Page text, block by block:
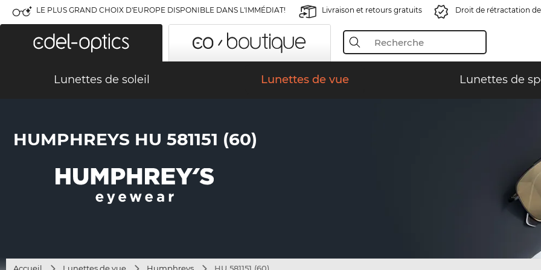
LE PLUS GRAND CHOIX D'EUROPE DISPONIBLE DANS L'IMMÉDIAT! Livraison et retours gratuits Droit de rétractation
Lunettes de soleil Lunettes de vue Lunettes de
HUMPHREYS HU 581151 (60)